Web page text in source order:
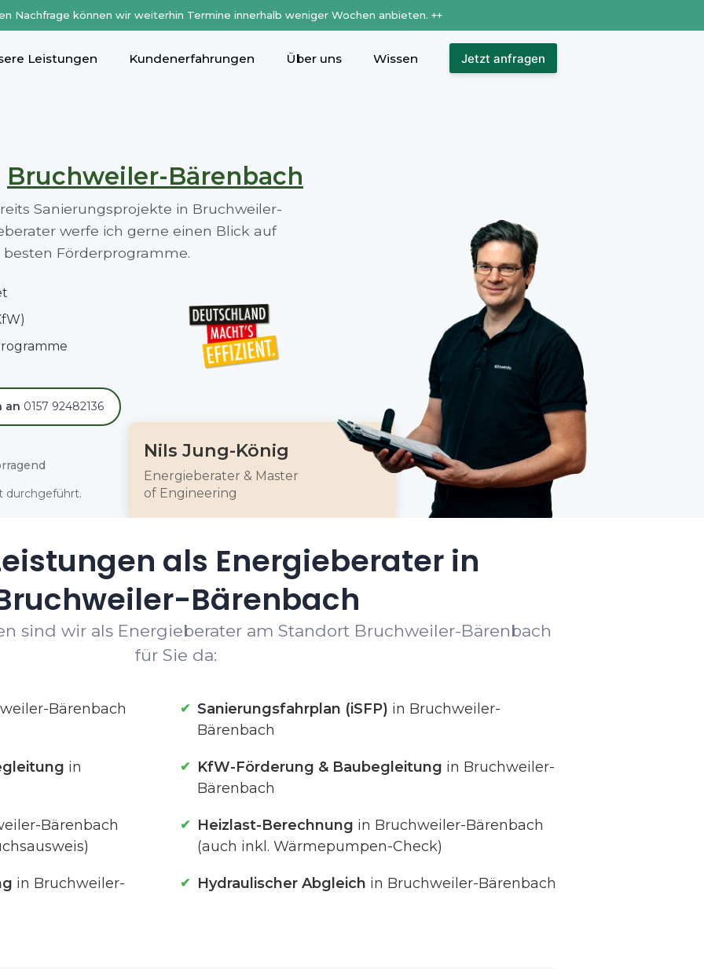
Nachfrage können wir weiterhin Termine innerhalb weniger Wochen anbieten. ++
Leistungen Kundenerfahrungen Über uns Wissen Jetzt anfragen
Bruchweiler-Bärenbach
Sanierungsprojekte in Bruchweiler-
werfe ich gerne einen Blick auf
Förderprogramme.
an 0157 92482136
durchgeführt.
Nils Jung-König
Energieberater & Master
of Engineering
als Energieberater in
Bärenbach
sind wir als Energieberater am Standort Bruchweiler-Bärenbach
für Sie da:
Bärenbach Sanierungsfahrplan (iSFP) in Bruchweiler-
Bärenbach
in KfW-Förderung & Baubegleitung in Bruchweiler-
Bärenbach
Bärenbach
Heizlast-Berechnung in Bruchweiler-Bärenbach
(auch inkl. Wärmepumpen-Check)
in Bruchweiler- Hydraulischer Abgleich in Bruchweiler-Bärenbach